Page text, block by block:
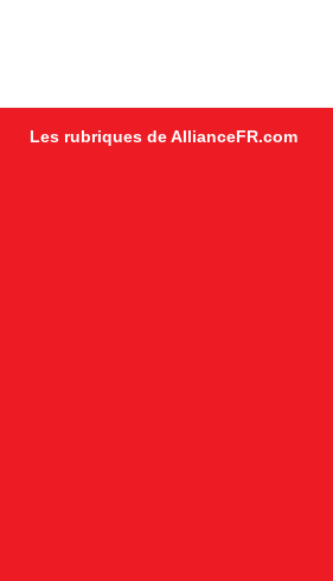
Les rubriques de AllianceFR.com